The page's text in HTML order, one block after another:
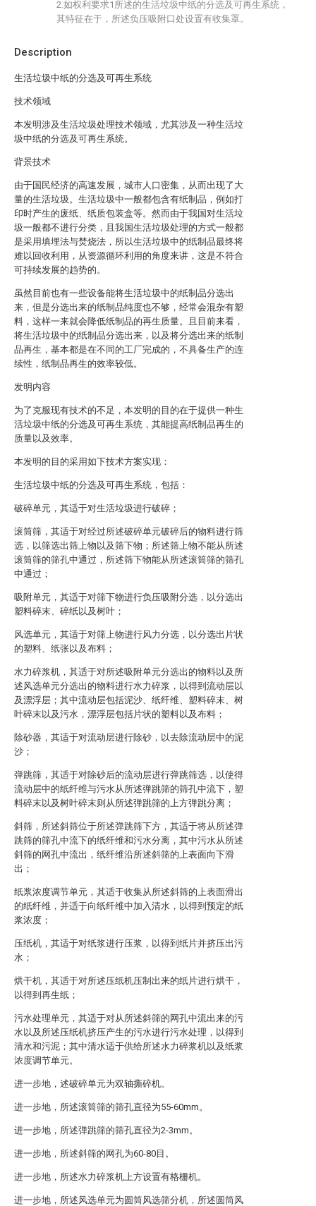
Description
生活垃圾中纸的分选及可再生系统
技术领域
本发明涉及生活垃圾处理技术领域，尤其涉及一种生活垃
圾中纸的分选及可再生系统。
背景技术
由于国民经济的高速发展，城市人口密集，从而出现了大
量的生活垃圾。生活垃圾中一般都包含有纸制品，例如打
印时产生的废纸、纸质包装盒等。然而由于我国对生活垃
圾一般都不进行分类，且我国生活垃圾处理的方式一般都
是采用填埋法与焚烧法，所以生活垃圾中的纸制品最终将
难以回收利用，从资源循环利用的角度来讲，这是不符合
可持续发展的趋势的。
虽然目前也有一些设备能将生活垃圾中的纸制品分选出
来，但是分选出来的纸制品纯度也不够，经常会混杂有塑
料，这样一来就会降低纸制品的再生质量。且目前来看，
将生活垃圾中的纸制品分选出来，以及将分选出来的纸制
品再生，基本都是在不同的工厂完成的，不具备生产的连
续性，纸制品再生的效率较低。
发明内容
为了克服现有技术的不足，本发明的目的在于提供一种生
活垃圾中纸的分选及可再生系统，其能提高纸制品再生的
质量以及效率。
本发明的目的采用如下技术方案实现：
生活垃圾中纸的分选及可再生系统，包括：
破碎单元，其适于对生活垃圾进行破碎；
滚筒筛，其适于对经过所述破碎单元破碎后的物料进行筛
选，以筛选出筛上物以及筛下物；所述筛上物不能从所述
滚筒筛的筛孔中通过，所述筛下物能从所述滚筒筛的筛孔
中通过；
吸附单元，其适于对筛下物进行负压吸附分选，以分选出
塑料碎末、碎纸以及树叶；
风选单元，其适于对筛上物进行风力分选，以分选出片状
的塑料、纸张以及布料；
水力碎浆机，其适于对所述吸附单元分选出的物料以及所
述风选单元分选出的物料进行水力碎浆，以得到流动层以
及漂浮层；其中流动层包括泥沙、纸纤维、塑料碎末、树
叶碎末以及污水，漂浮层包括片状的塑料以及布料；
除砂器，其适于对流动层进行除砂，以去除流动层中的泥
沙；
弹跳筛，其适于对除砂后的流动层进行弹跳筛选，以使得
流动层中的纸纤维与污水从所述弹跳筛的筛孔中流下，塑
料碎末以及树叶碎末则从所述弹跳筛的上方弹跳分离；
斜筛，所述斜筛位于所述弹跳筛下方，其适于将从所述弹
跳筛的筛孔中流下的纸纤维和污水分离，其中污水从所述
斜筛的网孔中流出，纸纤维沿所述斜筛的上表面向下滑
出；
纸浆浓度调节单元，其适于收集从所述斜筛的上表面滑出
的纸纤维，并适于向纸纤维中加入清水，以得到预定的纸
浆浓度；
压纸机，其适于对纸浆进行压浆，以得到纸片并挤压出污
水；
烘干机，其适于对所述压纸机压制出来的纸片进行烘干，
以得到再生纸；
污水处理单元，其适于对从所述斜筛的网孔中流出来的污
水以及所述压纸机挤压产生的污水进行污水处理，以得到
清水和污泥；其中清水适于供给所述水力碎浆机以及纸浆
浓度调节单元。
进一步地，述破碎单元为双轴撕碎机。
进一步地，所述滚筒筛的筛孔直径为55-60mm。
进一步地，所述弹跳筛的筛孔直径为2-3mm。
进一步地，所述斜筛的网孔为60-80目。
进一步地，所述水力碎浆机上方设置有格栅机。
进一步地，所述风选单元为圆筒风选筛分机，所述圆筒风
2.如权利要求1所述的生活垃圾中纸的分选及可再生系统，
其特征在于，所述负压吸附口处设置有收集罩。